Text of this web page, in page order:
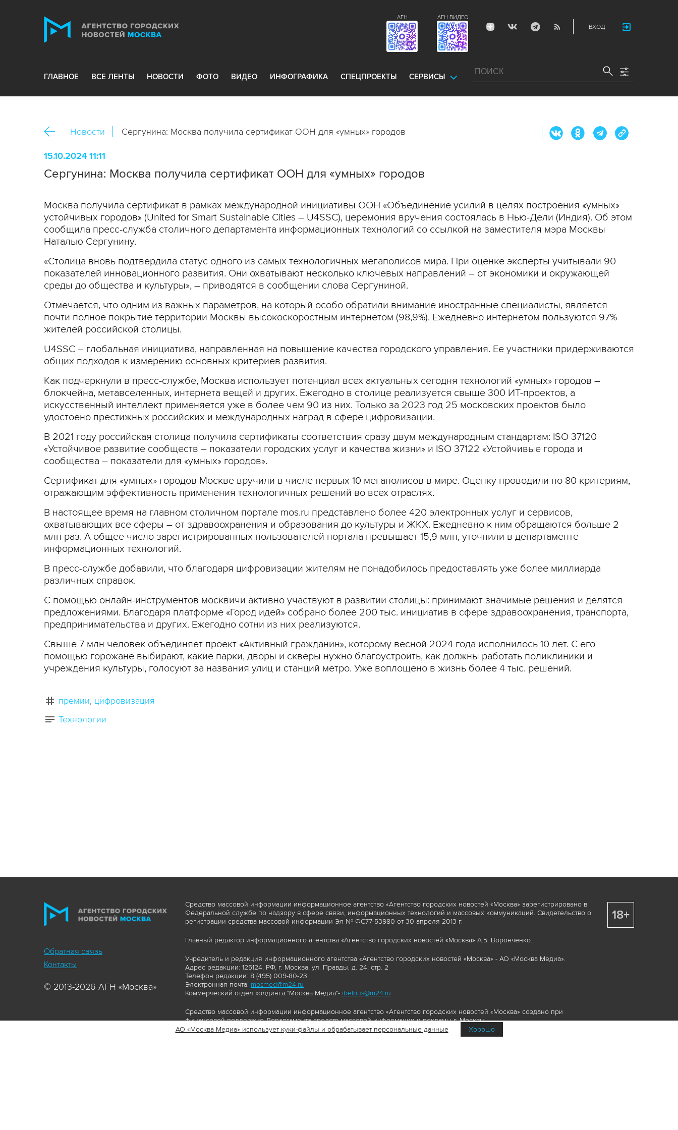
ВХОД
АГН ВИДЕО
АГН
ГЛАВНОЕ ВСЕ ЛЕНТЫ НОВОСТИ ФОТО ВИДЕО ИНФОГРАФИКА СПЕЦПРОЕКТЫ СЕРВИСЫ
Новости Сергунина: Москва получила сертификат ООН для «умных» городов
15.10.2024 11:11
Сергунина: Москва получила сертификат ООН для «умных» городов
Москва получила сертификат в рамках международной инициативы ООН «Объединение усилий в целях построения «умных»
устойчивых городов» (United for Smart Sustainable Cities – U4SSC), церемония вручения состоялась в Нью-Дели (Индия). Об этом
сообщила пресс-служба столичного департамента информационных технологий со ссылкой на заместителя мэра Москвы
Наталью Сергунину.
«Столица вновь подтвердила статус одного из самых технологичных мегаполисов мира. При оценке эксперты учитывали 90
показателей инновационного развития. Они охватывают несколько ключевых направлений – от экономики и окружающей
среды до общества и культуры», – приводятся в сообщении слова Сергуниной.
Отмечается, что одним из важных параметров, на который особо обратили внимание иностранные специалисты, является
почти полное покрытие территории Москвы высокоскоростным интернетом (98,9%). Ежедневно интернетом пользуются 97%
жителей российской столицы.
U4SSC – глобальная инициатива, направленная на повышение качества городского управления. Ее участники придерживаются
общих подходов к измерению основных критериев развития.
Как подчеркнули в пресс-службе, Москва использует потенциал всех актуальных сегодня технологий «умных» городов –
блокчейна, метавселенных, интернета вещей и других. Ежегодно в столице реализуется свыше 300 ИТ-проектов, а
искусственный интеллект применяется уже в более чем 90 из них. Только за 2023 год 25 московских проектов было
удостоено престижных российских и международных наград в сфере цифровизации.
В 2021 году российская столица получила сертификаты соответствия сразу двум международным стандартам: ISO 37120
«Устойчивое развитие сообществ – показатели городских услуг и качества жизни» и ISO 37122 «Устойчивые города и
сообщества – показатели для «умных» городов».
Сертификат для «умных» городов Москве вручили в числе первых 10 мегаполисов в мире. Оценку проводили по 80 критериям,
отражающим эффективность применения технологичных решений во всех отраслях.
В настоящее время на главном столичном портале mos.ru представлено более 420 электронных услуг и сервисов,
охватывающих все сферы – от здравоохранения и образования до культуры и ЖКХ. Ежедневно к ним обращаются больше 2
млн раз. А общее число зарегистрированных пользователей портала превышает 15,9 млн, уточнили в департаменте
информационных технологий.
В пресс-службе добавили, что благодаря цифровизации жителям не понадобилось предоставлять уже более миллиарда
различных справок.
С помощью онлайн-инструментов москвичи активно участвуют в развитии столицы: принимают значимые решения и делятся
предложениями. Благодаря платформе «Город идей» собрано более 200 тыс. инициатив в сфере здравоохранения, транспорта,
предпринимательства и других. Ежегодно сотни из них реализуются.
Свыше 7 млн человек объединяет проект «Активный гражданин», которому весной 2024 года исполнилось 10 лет. С его
помощью горожане выбирают, какие парки, дворы и скверы нужно благоустроить, как должны работать поликлиники и
учреждения культуры, голосуют за названия улиц и станций метро. Уже воплощено в жизнь более 4 тыс. решений.
премии цифровизация
Технологии
Обратная связь
Контакты
© 2013-2026 АГН «Москва»
Средство массовой информации информационное агентство «Агентство городских новостей «Москва» зарегистрировано в
Федеральной службе по надзору в сфере связи, информационных технологий и массовых коммуникаций. Свидетельство о
регистрации средства массовой информации Эл № ФС77-53980 от 30 апреля 2013 г.
Главный редактор информационного агентства «Агентство городских новостей «Москва» А.Б. Воронченко.
Учредитель и редакция информационного агентства «Агентство городских новостей «Москва» - АО «Москва Медиа».
Адрес редакции: 125124, РФ, г. Москва, ул. Правды, д. 24, стр. 2
Телефон редакции: 8 (495) 009-80-23
Электронная почта: mosmed@m24.ru
Коммерческий отдел холдинга "Москва Медиа"- ibelous@m24.ru
Средство массовой информации информационное агентство «Агентство городских новостей «Москва» создано при
финансовой поддержке Департамента средств массовой информации и рекламы г. Москвы.
Сайт https://www.mskagency.ru содержит материалы, товарные знаки и иные охраняемые элементы, включая, но, не
18+
АО «Москва Медиа» использует куки-файлы и обрабатывает персональные данные Хорошо